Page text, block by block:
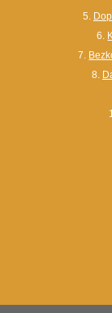
5.
6.
7.
8.